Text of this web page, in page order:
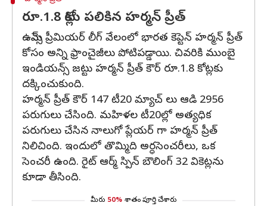
రూ.1.8 కోట్లు పలికిన హర్మన్ ప్రీత్
ఉమెన్స్ ప్రీమియర్ లీగ్‌ వేలంలో భారత కెప్టెన్ హర్మన్ ప్రీత్
కోసం అన్ని ఫ్రాంచైజీలు పోటిపడ్డాయి. చివరికి ముంబై
ఇండియన్స్ జట్టు హర్మన్ ప్రీత్ కౌర్ రూ.1.8 కోట్లకు
దక్కించుకుంది.
హర్మన్ ప్రీత్ కౌర్ 147 టీ20 మ్యాచ్ లు ఆడి 2956
పరుగులు చేసింది. మహిళల టీ20ల్లో అత్యధిక
పరుగులు చేసిన నాలుగో ప్లేయర్ గా హర్మన్ ప్రీత్
నిలిచింది. ఇందులో తొమ్మిది అర్ధసెంచరీలు, ఒక
సెంచరీ ఉంది. రైట్ ఆర్మ్ స్పిన్ బౌలింగ్ 32 వికెట్లను
కూడా తీసింది.
మీరు 50% శాతం పూర్తి చేశారు